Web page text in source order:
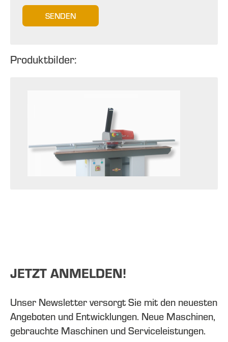
SENDEN
Produktbilder:
JETZT ANMELDEN!
Unser Newsletter versorgt Sie mit den neuesten
Angeboten und Entwicklungen. Neue Maschinen,
gebrauchte Maschinen und Serviceleistungen.